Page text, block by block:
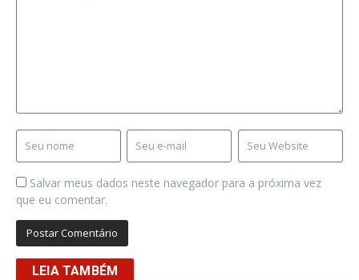
Salvar meus dados neste navegador para a próxima vez
que eu comentar.
LEIA TAMBÉM